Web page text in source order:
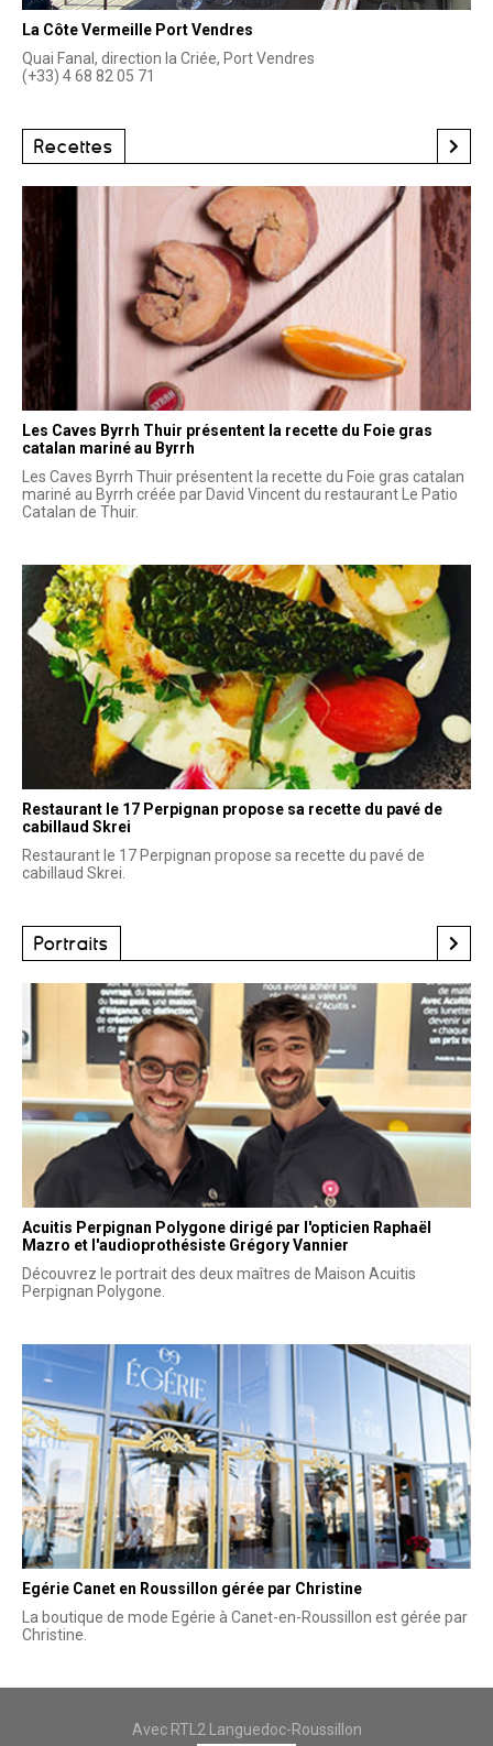
La Côte Vermeille Port Vendres
Quai Fanal, direction la Criée, Port Vendres
(+33) 4 68 82 05 71
Recettes
Les Caves Byrrh Thuir présentent la recette du Foie gras
catalan mariné au Byrrh
Les Caves Byrrh Thuir présentent la recette du Foie gras catalan
mariné au Byrrh créée par David Vincent du restaurant Le Patio
Catalan de Thuir.
Restaurant le 17 Perpignan propose sa recette du pavé de
cabillaud Skrei
Restaurant le 17 Perpignan propose sa recette du pavé de
cabillaud Skrei.
Portraits
Acuitis Perpignan Polygone dirigé par l'opticien Raphaël
Mazro et l'audioprothésiste Grégory Vannier
Découvrez le portrait des deux maîtres de Maison Acuitis
Perpignan Polygone.
Egérie Canet en Roussillon gérée par Christine
La boutique de mode Egérie à Canet-en-Roussillon est gérée par
Christine.
Avec RTL2 Languedoc-Roussillon